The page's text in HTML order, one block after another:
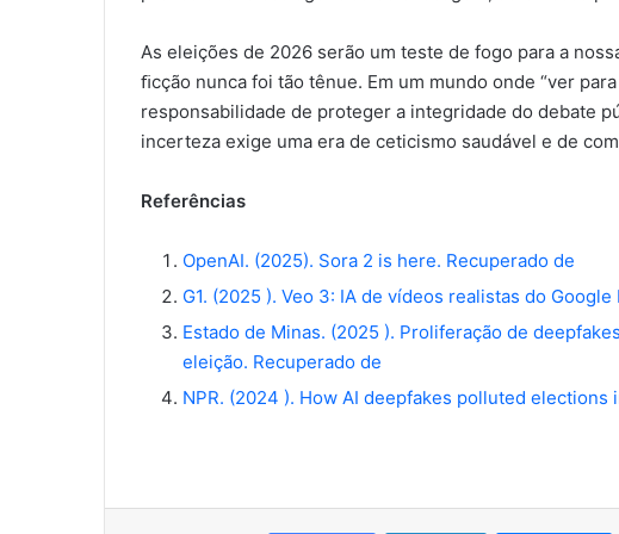
As eleições de 2026 serão um teste de fogo para a
ﬁcção nunca foi tão tênue. Em um mundo onde “ver
responsabilidade de proteger a integridade do debate
incerteza exige uma era de ceticismo saudável e de
Referências
OpenAI. (2025). Sora 2 is here. Recuperado de
G1. (2025 ). Veo 3: IA de vídeos realistas do
Estado de Minas. (2025 ). Proliferação de
eleição. Recuperado de
NPR. (2024 ). How AI deepfakes polluted elections